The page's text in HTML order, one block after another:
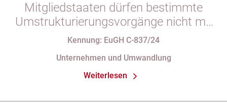
Mitgliedstaaten dürfen bestimmte
Umstrukturierungsvorgänge nicht mit
indirekten Steuern belasten
Kennung: EuGH C-837/24
Unternehmen und Umwandlung
Weiterlesen